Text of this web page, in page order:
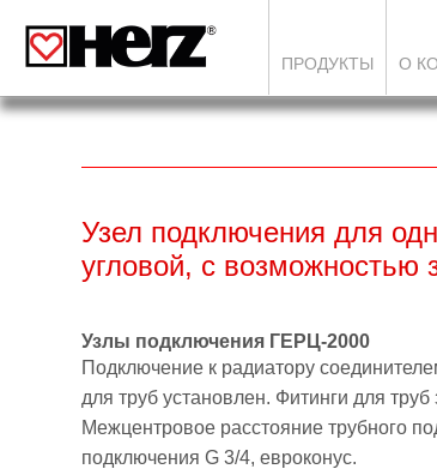
ПРОДУКТЫ О
Узел подключения для
угловой, с возможностью
Узлы подключения ГЕРЦ-2000
Подключение к радиатору
для труб установлен. Фитинги для труб
Межцентровое расстояние трубного
подключения G 3/4, евроконус.